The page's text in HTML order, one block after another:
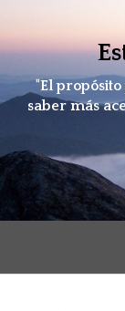
to
content
"El
saber más